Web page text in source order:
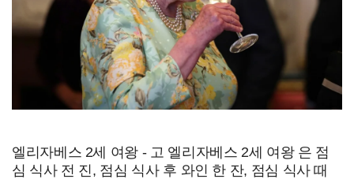
엘리자베스 2세 여왕 - 고 엘리자베스 2세 여왕 은 점
심 식사 전 진, 점심 식사 후 와인 한 잔, 점심 식사 때